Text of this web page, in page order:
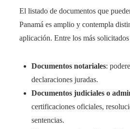
El listado de documentos que
Panamá es amplio y contempla
aplicación. Entre los más solicitados
Documentos notariales:
declaraciones juradas.
Documentos judiciales o
certificaciones oficiales,
sentencias.